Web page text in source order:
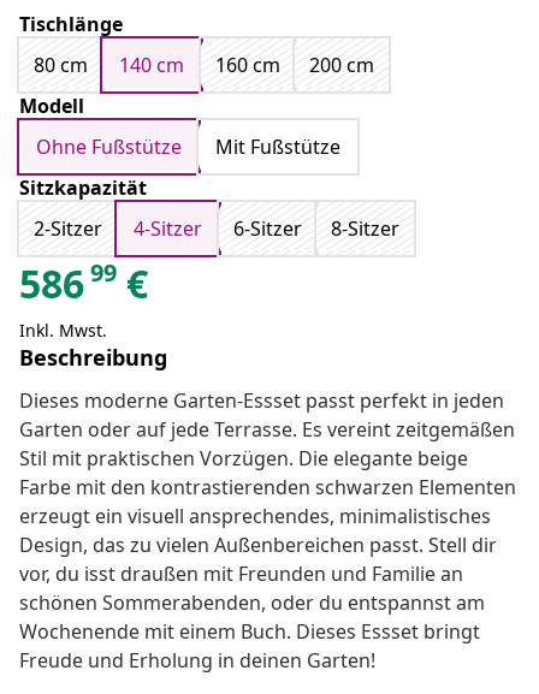
Tischlänge
80 cm
140 cm 160 cm
200 cm
Modell
Ohne Fußstütze
Mit Fußstütze
Sitzkapazität
2-Sitzer
4-Sitzer 6-Sitzer 8-Sitzer
58699 €
Inkl. Mwst.
Beschreibung
Dieses moderne Garten-Essset passt perfekt in jeden
Garten oder auf jede Terrasse. Es vereint zeitgemäßen
Stil mit praktischen Vorzügen. Die elegante beige
Farbe mit den kontrastierenden schwarzen Elementen
erzeugt ein visuell ansprechendes, minimalistisches
Design, das zu vielen Außenbereichen passt. Stell dir
vor, du isst draußen mit Freunden und Familie an
schönen Sommerabenden, oder du entspannst am
Wochenende mit einem Buch. Dieses Essset bringt
Freude und Erholung in deinen Garten!